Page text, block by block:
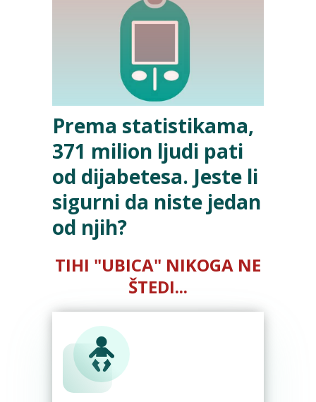
Prema statistikama,
371 milion ljudi pati
od dijabetesa. Jeste li
sigurni da niste jedan
od njih?
TIHI "UBICA" NIKOGA NE
ŠTEDI...